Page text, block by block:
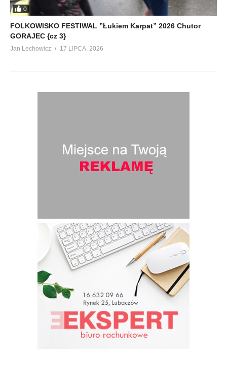
0
FOLKOWISKO FESTIWAL ”Łukiem Karpat” 2026 Chutor
GORAJEC {cz 3}
Jan Lechowicz 17 LIPCA, 2026